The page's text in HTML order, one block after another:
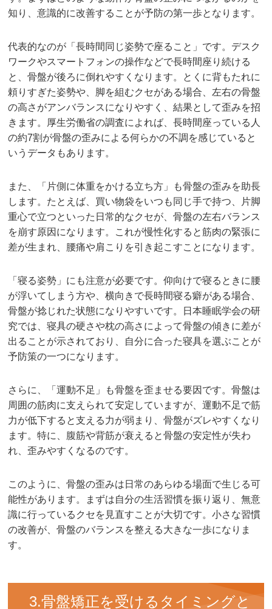
知り、意識的に改善することが予防の第一歩となります。
代表的なのが「長時間同じ姿勢で座ること」です。デスク
ワークやスマートフォンの操作などで長時間座り続ける
と、骨盤が後ろに倒れやすくなります。とくに背もたれに
頼りすぎた姿勢や、脚を組むクセがある場合、左右の骨盤
の高さがアンバランスになりやすく、結果として歪みを招
きます。厚生労働省の調査によれば、長時間座っている人
の約7割が骨盤の歪みによる何らかの不調を感じていると
いうデータもあります。
また、「片側に体重をかける立ち方」も骨盤の歪みを助長
します。たとえば、買い物袋をいつも同じ手で持つ、片脚
重心で立つといった日常的なクセが、骨盤の左右バランス
を崩す原因になります。これが慢性化すると筋肉の緊張に
差が生まれ、腰痛や肩こりを引き起こすことになります。
「寝る姿勢」にも注意が必要です。仰向けで寝るときに腰
が浮いてしまう方や、横向きで長時間寝る癖がある場合、
骨盤が捻じれた状態になりやすいです。日本睡眠学会の研
究では、寝具の硬さや枕の高さによって骨盤の傾きに差が
出ることが示されており、自分に合った寝具を選ぶことが
予防策の一つになります。
さらに、「運動不足」も骨盤を歪ませる要因です。骨盤は
周囲の筋肉に支えられて安定していますが、運動不足で筋
力が低下すると支える力が弱まり、骨盤がズレやすくなり
ます。特に、腹筋や背筋が衰えると骨盤の安定性が失わ
れ、歪みやすくなるのです。
このように、骨盤の歪みは日常のあらゆる場面で生じる可
能性があります。まずは自分の生活習慣を振り返り、無意
識に行っているクセを見直すことが大切です。小さな習慣
の改善が、骨盤のバランスを整える大きな一歩になりま
す。
3.骨盤矯正を受けるタイミングと